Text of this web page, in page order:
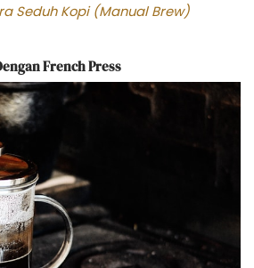
Seduh Kopi (Manual Brew)
French Press